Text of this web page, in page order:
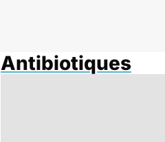
Antibiotiques